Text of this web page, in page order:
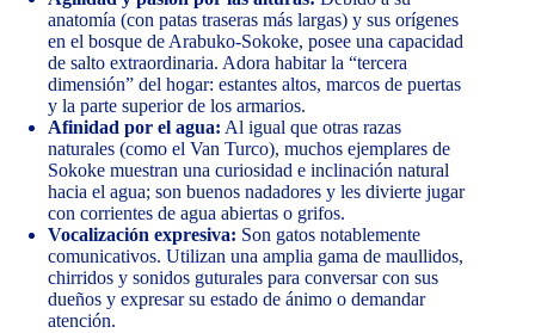
anatomía (con patas traseras más largas) y sus orígenes
en el bosque de Arabuko-Sokoke, posee una capacidad
de salto extraordinaria. Adora habitar la “tercera
dimensión” del hogar: estantes altos, marcos de puertas
y la parte superior de los armarios.
Afinidad por el agua: Al igual que otras razas
naturales (como el Van Turco), muchos ejemplares de
Sokoke muestran una curiosidad e inclinación natural
hacia el agua; son buenos nadadores y les divierte jugar
con corrientes de agua abiertas o grifos.
Vocalización expresiva: Son gatos notablemente
comunicativos. Utilizan una amplia gama de maullidos,
chirridos y sonidos guturales para conversar con sus
dueños y expresar su estado de ánimo o demandar
atención.